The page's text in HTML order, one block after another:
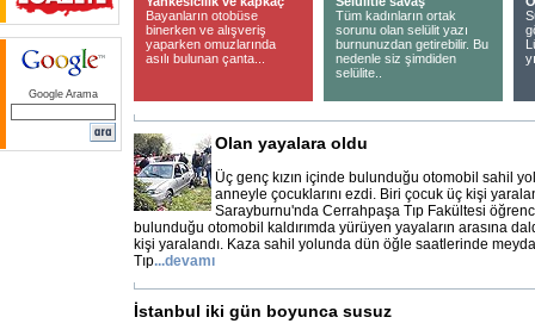
Google Arama
Bayanların otobüse
binerken ve alışveriş
yaparken omuzlarında
asılı bulunan çanta...
Tüm kadınların ortak
sorunu olan selülit yazı
burnunuzdan getirebilir. Bu
nedenle siz şimdiden
selülite..
Olan yayalara oldu
Üç genç kızın içinde bulunduğu otomobil sahil
anneyle çocuklarını ezdi. Biri çocuk üç kişi
Sarayburnu'nda Cerrahpaşa Tıp Fakültesi
bulunduğu otomobil kaldırımda yürüyen yayaların arasına
kişi yaralandı. Kaza sahil yolunda dün öğle saatlerinde
Tıp...devamı
İstanbul iki gün boyunca susuz